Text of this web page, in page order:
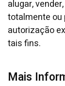
alugar,
totalmente ou
autorização
tais fins.
Mais